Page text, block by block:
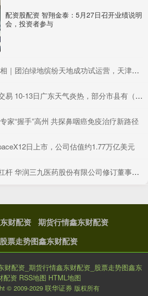
配资股配资 智翔金泰：5月27日召开业绩说明
会，投资者参与
绿地缤纷天地成功试运营，天津静海再添商业新地标！
10-13日广东天气炎热，部分市县有（雷）阵雨
家“握手”高州 共探鼻咽癌免疫治疗新路径
日上市，公司估值约1.77万亿美元
药股份有限公司修订董事会授权管理制度，强化治理与决策效率
财配资
期货行情鑫东财配资
股票走势图鑫东财配资
财配资_期货行情鑫东财配资_股票走势图鑫东
配资 RSS地图 HTML地图
© 2009-2029 联华证券 版权所有